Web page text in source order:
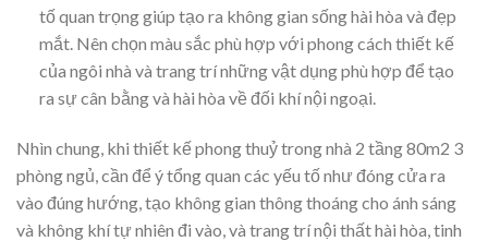
Ban công và sân thượng: Ban công và sân thượng là nơi
để tận hưởng không khí trong lành, giúp cho gia chủ có
thể thư giãn sau một ngày làm việc mệt mỏi. Thiết kế ban
công và sân thượng nên có không gian thoáng mát, đầy đủ
Màu sắc và trang trí: Màu sắc và hoạ tiết trang trí là yếu
tố quan trọng giúp tạo ra không gian sống hài hòa và đẹp
mắt. Nên chọn màu sắc phù hợp với phong cách thiết kế